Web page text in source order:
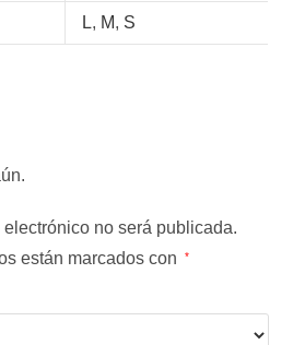
L, M, S
no será publicada.
están marcados con
*